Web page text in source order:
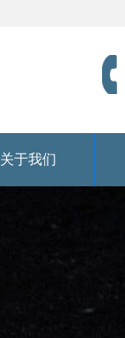
关于我们